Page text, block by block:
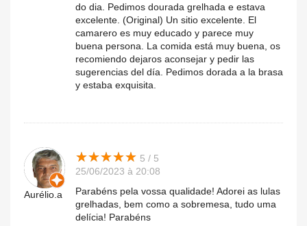
do dia. Pedimos dourada grelhada e estava
excelente. (Original) Un sitio excelente. El
camarero es muy educado y parece muy
buena persona. La comida está muy buena, os
recomiendo dejaros aconsejar y pedir las
sugerencias del día. Pedimos dorada a la brasa
y estaba exquisita.
Aurélio.a
★★★★★
★★★★★ 5 / 5
25/06/2023 à 20:08
Parabéns pela vossa qualidade! Adorei as lulas
grelhadas, bem como a sobremesa, tudo uma
delícia! Parabéns